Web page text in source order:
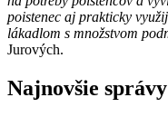
poistenec aj prakticky
lákadlom s množstvom
Jurových.
Najnovšie správy